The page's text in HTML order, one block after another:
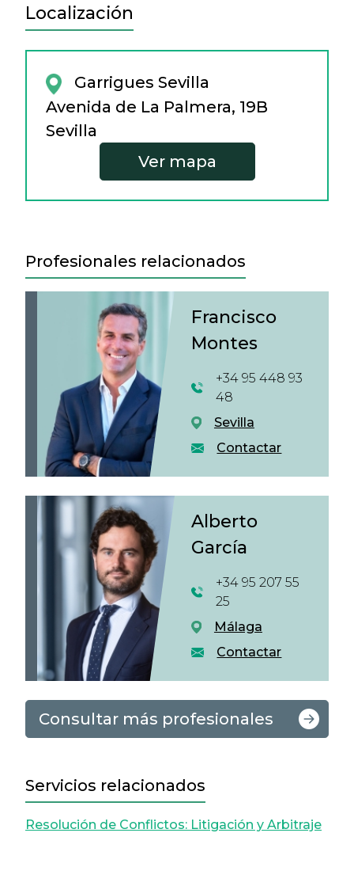
Localización
Garrigues Sevilla
Avenida de La Palmera, 19B
Sevilla
Ver mapa
Profesionales relacionados
Francisco
Montes
+34 95 448 93
48
Sevilla
Contactar
Alberto
García
+34 95 207 55
25
Málaga
Contactar
Consultar más profesionales
Servicios relacionados
Resolución de Conflictos: Litigación y Arbitraje